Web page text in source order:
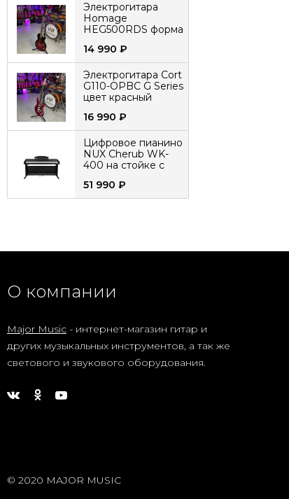
Электрогитара
Homage
HEG500RDS форма
14 990 ₽
Электрогитара Cort
G110-OPBC G Series
цвет красный
16 990 ₽
Цифровое пианино
NUX Cherub WK-
400 на стойке с
51 990 ₽
9 990₽
ударная установка
Nux DM-8
Электрогитара
Caraya E233BK V-
образная черная
О компании
Major Music - интернет-магазин гитар и
других музыкальных инструментов, а так же
светового и звукового оборудования.
© 2020 MAJOR MUSIC